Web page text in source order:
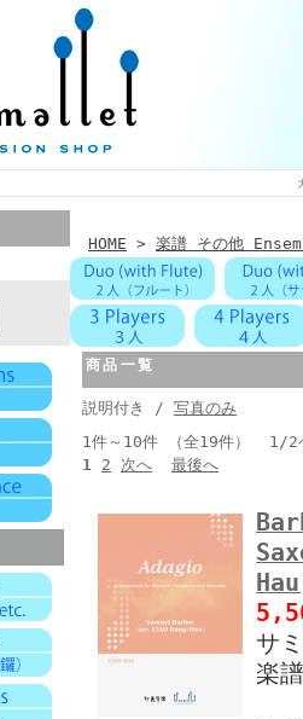
HOME > 楽譜 その他
商品一覧
説明付き / 写真のみ
1件～10件 （全19件） 1/2
1 2 次へ 最後へ
サ
楽